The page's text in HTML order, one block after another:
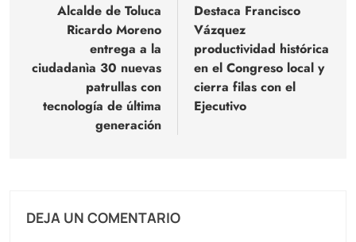
entradas
Alcalde de Toluca
Ricardo Moreno
entrega a la
ciudadanìa 30 nuevas
patrullas con
tecnología de última
generación
Destaca Francisco
Vázquez
productividad histórica
en el Congreso local y
cierra filas con el
Ejecutivo
DEJA UN COMENTARIO